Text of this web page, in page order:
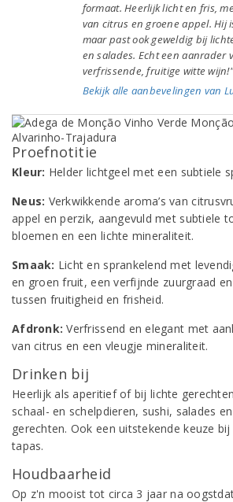
formaat. Heerlijk licht en fris,
van citrus en groene appel. Hij
maar past ook geweldig bij
en salades. Echt een aanrader
verfrissende, fruitige witte wijn!"
Bekijk alle aanbevelingen van
Proefnotitie
Kleur: Helder lichtgeel met een subtiele
Neus: Verkwikkende aroma’s van
appel en perzik, aangevuld met subtiele
bloemen en een lichte mineraliteit.
Smaak: Licht en sprankelend met
en groen fruit, een verfijnde zuurgraad
tussen fruitigheid en frisheid.
Afdronk: Verfrissend en elegant met
van citrus en een vleugje mineraliteit.
Drinken bij
Heerlijk als aperitief of bij lichte
schaal- en schelpdieren, sushi, salades
gerechten. Ook een uitstekende keuze
tapas.
Houdbaarheid
Op z'n mooist tot circa 3 jaar na